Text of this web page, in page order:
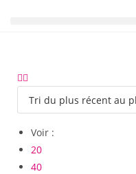
Voir :
20
40